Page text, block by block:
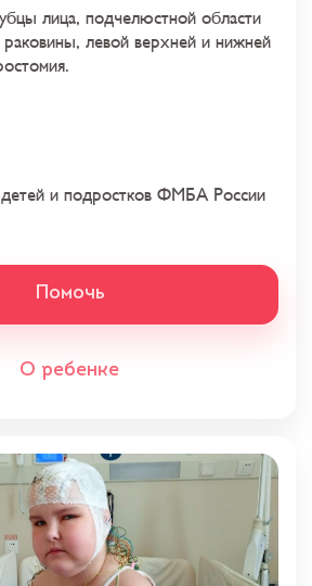
лица, подчелюстной области
левой верхней и нижней
и подростков ФМБА России
Помочь
О ребенке